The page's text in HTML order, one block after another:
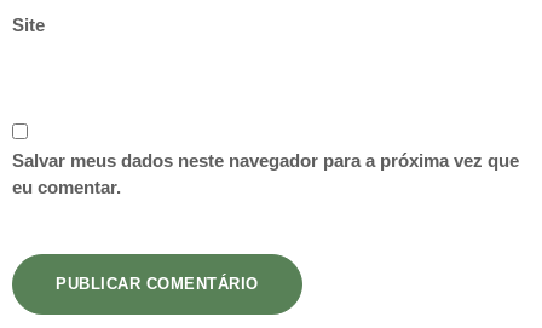
Site
Salvar meus dados neste navegador para a próxima vez que
eu comentar.